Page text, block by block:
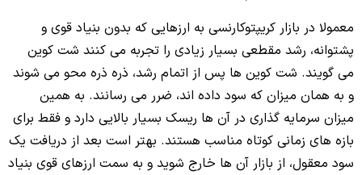
معمولا در بازار کریپتوکارنسی به ارزهایی که بدون بنیاد قوی و
پشتوانه، رشد مقطعی بسیار زیادی را تجربه می کنند شت کوین
می گویند. شت کوین ها پس از اتمام رشد، ذره ذره محو می شوند
و به همان میزان که سود داده اند، ضرر می رسانند. به همین
میزان سرمایه گذاری در آن ها ریسک بسیار بالایی دارد و فقط برای
بازه های زمانی کوتاه مناسب هستند. بهتر است بعد از دریافت یک
سود معقول، از بازار آن ها خارج شوید و به سمت ارزهای قوی بنیاد